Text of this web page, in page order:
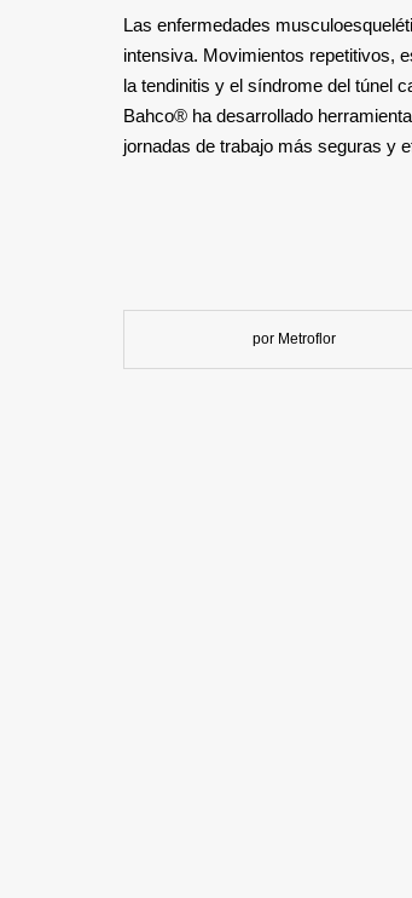
Las enfermedades
intensiva. Movimientos repetitivos,
la tendinitis y el síndrome del túnel
Bahco® ha desarrollado
jornadas de trabajo más seguras y
por Metroflor